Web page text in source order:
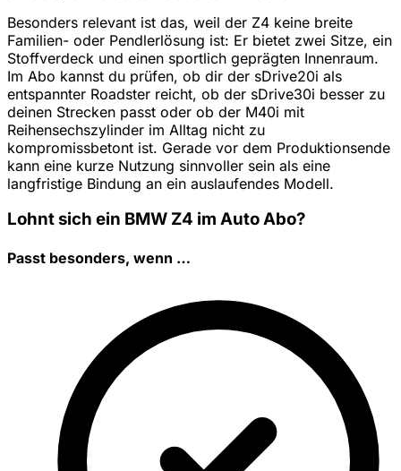
Besonders relevant ist das, weil der Z4 keine breite
Familien- oder Pendlerlösung ist: Er bietet zwei Sitze, ein
Stoffverdeck und einen sportlich geprägten Innenraum.
Im Abo kannst du prüfen, ob dir der sDrive20i als
entspannter Roadster reicht, ob der sDrive30i besser zu
deinen Strecken passt oder ob der M40i mit
Reihensechszylinder im Alltag nicht zu
kompromissbetont ist. Gerade vor dem Produktionsende
kann eine kurze Nutzung sinnvoller sein als eine
langfristige Bindung an ein auslaufendes Modell.
Lohnt sich ein BMW Z4 im Auto Abo?
Passt besonders, wenn …